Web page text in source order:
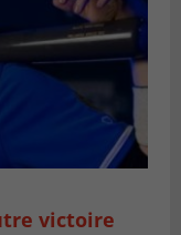
victoire